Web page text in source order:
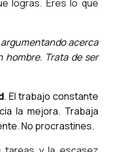
logras. Eres lo que
acerca
hombre. Trata de ser
. El trabajo constante
la mejora. Trabaja
No procrastines.